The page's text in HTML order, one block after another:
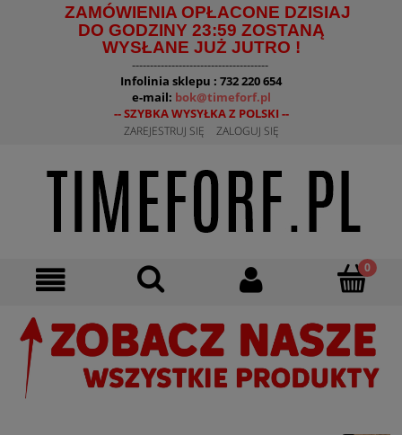
ZAMÓWIENIA OPŁACONE DZISIAJ
DO GODZINY 23:59 ZOSTANĄ
WYSŁANE JUŻ JUTRO !
--------------------------------------
Infolinia sklepu : 732 220 654
e-mail: bok@timeforf.pl
-- SZYBKA WYSYŁKA Z POLSKI --
ZAREJESTRUJ SIĘ ZALOGUJ SIĘ